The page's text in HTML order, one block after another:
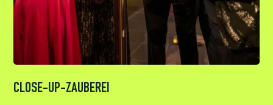
CLOSE-UP-ZAUBEREI